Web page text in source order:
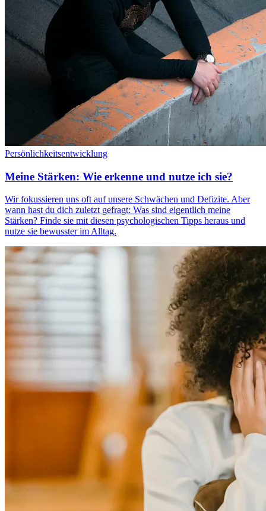
Persönlichkeitsentwicklung
Meine Stärken: Wie erkenne und nutze ich sie?
Wir fokussieren uns oft auf unsere Schwächen und Defizite. Aber
wann hast du dich zuletzt gefragt: Was sind eigentlich meine
Stärken? Finde sie mit diesen psychologischen Tipps heraus und
nutze sie bewusster im Alltag.